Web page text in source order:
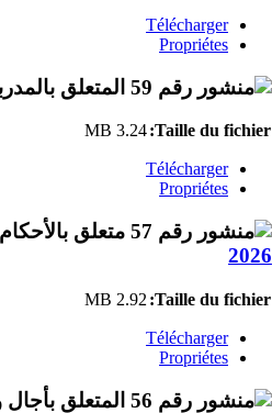
Télécharger
Propriétes
Taille du fichier:
3.24 MB
Télécharger
Propriétes
2026
Taille du fichier:
2.92 MB
Télécharger
Propriétes